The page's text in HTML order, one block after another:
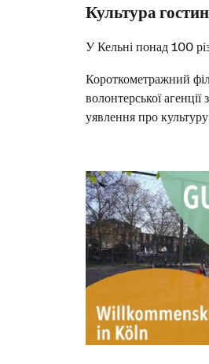
Культура
У Кельні понад 100
Короткометражний
волонтерської
уявлення про